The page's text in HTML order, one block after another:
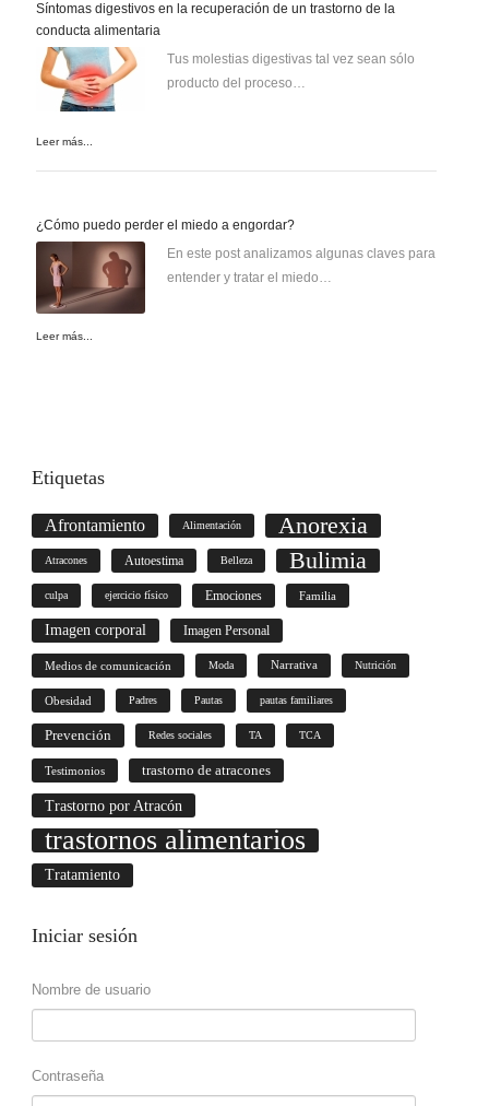
Síntomas digestivos en la recuperación de un trastorno de la
conducta alimentaria
Tus molestias digestivas tal vez sean sólo
producto del proceso…
Leer más...
¿Cómo puedo perder el miedo a engordar?
En este post analizamos algunas claves para
entender y tratar el miedo…
Leer más...
Etiquetas
Afrontamiento Alimentación Anorexia
Atracones Autoestima Belleza Bulimia
culpa ejercicio físico Emociones Familia
Imagen corporal Imagen Personal
Medios de comunicación Moda Narrativa Nutrición
Obesidad Padres Pautas pautas familiares
Prevención Redes sociales TA TCA
Testimonios trastorno de atracones
Trastorno por Atracón
trastornos alimentarios
Tratamiento
Iniciar sesión
Nombre de usuario
Contraseña